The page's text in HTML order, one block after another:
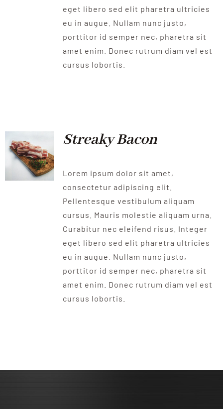
eget libero sed elit pharetra ultricies
eu in augue. Nullam nunc justo,
porttitor id semper nec, pharetra sit
amet enim. Donec rutrum diam vel est
cursus lobortis.
Streaky Bacon
Lorem ipsum dolor sit amet,
consectetur adipiscing elit.
Pellentesque vestibulum aliquam
cursus. Mauris molestie aliquam urna.
Curabitur nec eleifend risus. Integer
eget libero sed elit pharetra ultricies
eu in augue. Nullam nunc justo,
porttitor id semper nec, pharetra sit
amet enim. Donec rutrum diam vel est
cursus lobortis.